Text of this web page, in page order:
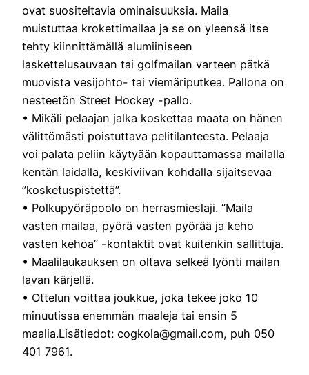
ovat suositeltavia ominaisuuksia. Maila
muistuttaa krokettimailaa ja se on yleensä itse
tehty kiinnittämällä alumiiniseen
laskettelusauvaan tai golfmailan varteen pätkä
muovista vesijohto- tai viemäriputkea. Pallona on
nesteetön Street Hockey -pallo.
• Mikäli pelaajan jalka koskettaa maata on hänen
välittömästi poistuttava pelitilanteesta. Pelaaja
voi palata peliin käytyään kopauttamassa mailalla
kentän laidalla, keskiviivan kohdalla sijaitsevaa
”kosketuspistettä”.
• Polkupyöräpoolo on herrasmieslaji. ”Maila
vasten mailaa, pyörä vasten pyörää ja keho
vasten kehoa” -kontaktit ovat kuitenkin sallittuja.
• Maalilaukauksen on oltava selkeä lyönti mailan
lavan kärjellä.
• Ottelun voittaa joukkue, joka tekee joko 10
minuutissa enemmän maaleja tai ensin 5
maalia.Lisätiedot: cogkola@gmail.com, puh 050
401 7961.